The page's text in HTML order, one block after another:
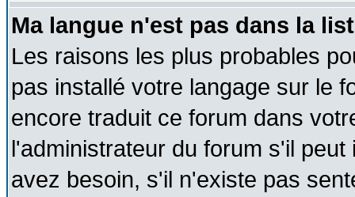
Ma langue n'est pas dans la
Les raisons les plus probables
pas installé votre langage sur le
encore traduit ce forum dans
l'administrateur du forum s'il
avez besoin, s'il n'existe pas